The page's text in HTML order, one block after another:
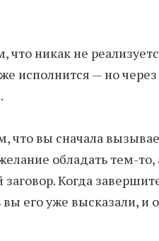
что никак не
исполнится — но
что вы сначала
обладать тем-
Когда
его уже высказали, и